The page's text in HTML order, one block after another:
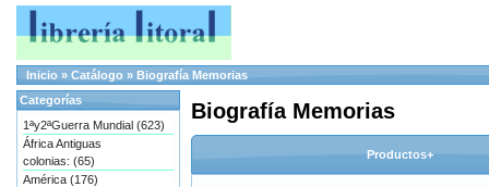
Inicio » Catálogo » Biografía Memorias
Biografía Memorias
Productos+
Categorías
1ªy2ªGuerra Mundial (623)
África Antiguas
colonias: (65)
América (176)